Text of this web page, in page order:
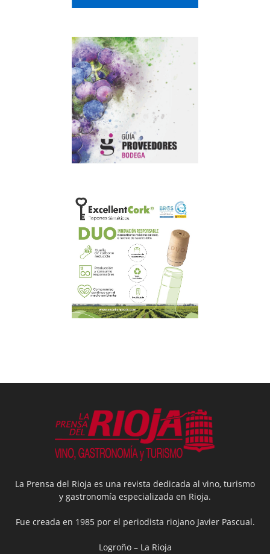
La Prensa del Rioja es una revista dedicada al vino, turismo
y gastronomía especializada en Rioja.
Fue creada en 1985 por el periodista riojano Javier Pascual.
Logroño – La Rioja